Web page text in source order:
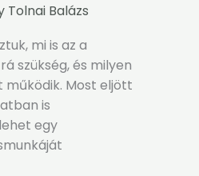
Tolnai Balázs
mi is az a
szükség, és milyen
Most eljött
is
egy